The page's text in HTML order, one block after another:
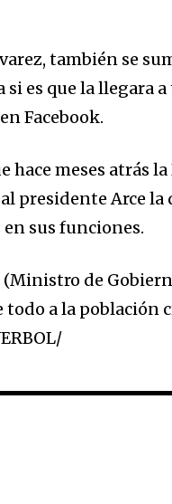
también se
es que la llegara
Facebook.
hace meses atrás
presidente Arce
sus funciones.
de
a la población